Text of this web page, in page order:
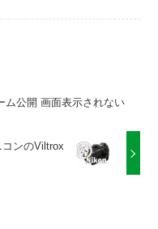
ム公開 画面表示されない
ンのViltrox